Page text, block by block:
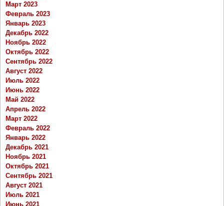
Март 2023
Февраль 2023
Январь 2023
Декабрь 2022
Ноябрь 2022
Октябрь 2022
Сентябрь 2022
Август 2022
Июль 2022
Июнь 2022
Май 2022
Апрель 2022
Март 2022
Февраль 2022
Январь 2022
Декабрь 2021
Ноябрь 2021
Октябрь 2021
Сентябрь 2021
Август 2021
Июль 2021
Июнь 2021